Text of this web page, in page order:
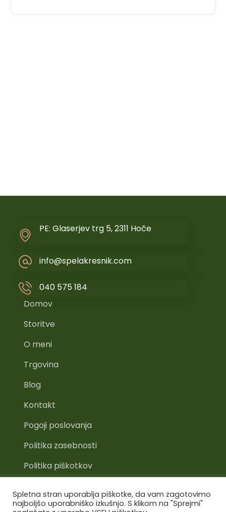
PE: Glaserjev trg 5, 2311 Hoče
info@spelakresnik.com
040 575 184
Domov
Storitve
O meni
Trgovina
Blog
Kontakt
Pogoji poslovanja
Politika zasebnosti
Politika piškotkov
Spletna stran uporablja piškotke, da vam zagotovimo
najboljšo uporabniško izkušnjo. S klikom na "Sprejmi"